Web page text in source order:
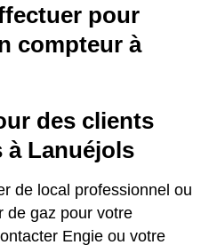
pour
compteur à
des clients
à Lanuéjols
de local professionnel ou
de gaz pour votre
Engie ou votre